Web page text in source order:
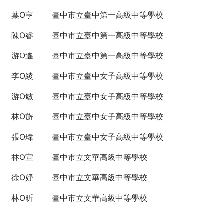
民。
WAGOR
TODAY
THE
e
葉O亨 臺中市立臺中第一高級中等學校
陳O睿 臺中市立臺中第一高級中等學校
游O遙 臺中市立臺中第一高級中等學校
李O綾 臺中市立臺中女子高級中等學校
游O敏 臺中市立臺中女子高級中等學校
林O旂 臺中市立臺中女子高級中等學校
張O瑋 臺中市立臺中女子高級中等學校
林O宣 臺中市立文華高級中等學校
徐O妤 臺中市立文華高級中等學校
林O昕 臺中市立文華高級中等學校